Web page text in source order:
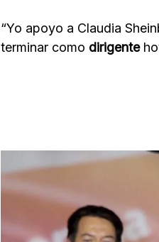
“Yo apoyo a Claudia
terminar como dirigente